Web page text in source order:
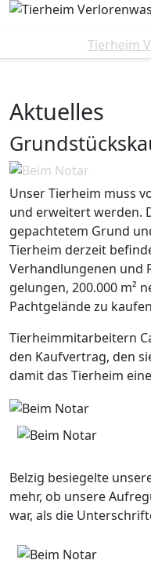
Tierheim
Aktuelles
Unser Tierheim muss
und erweitert werden.
gepachtetem Grund
Tierheim derzeit
Verhandlungenen und
gelungen, 200.000 m²
Pachtgelände zu
Tierheimmitarbeitern
den Kaufvertrag, den
damit das Tierheim
Belzig besiegelte
mehr, ob unsere
war, als die